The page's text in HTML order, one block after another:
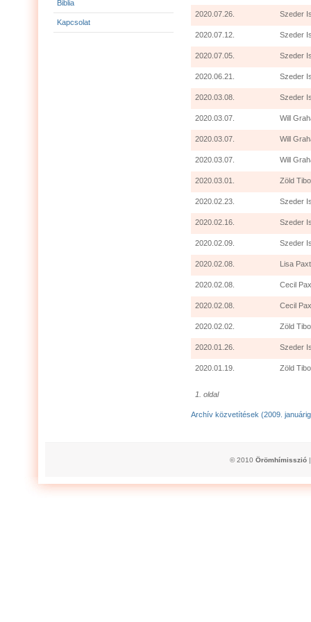
Biblia
Kapcsolat
2020.07.26. Szeder
2020.07.12. Szeder
2020.07.05. Szeder
2020.06.21. Szeder
2020.03.08. Szeder
2020.03.07. Will
2020.03.07. Will
2020.03.07. Will
2020.03.01. Zöld
2020.02.23. Szeder
2020.02.16. Szeder
2020.02.09. Szeder
2020.02.08. Lisa
2020.02.08. Cecil
2020.02.08. Cecil
2020.02.02. Zöld
2020.01.26. Szeder
2020.01.19. Zöld
1. oldal
Archív közvetítések (2009.
© 2010 Örömhímisszió